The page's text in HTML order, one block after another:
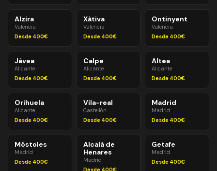
Alzira
Valencia
Desde 400€
Xàtiva
Valencia
Desde 400€
Ontinyent
Valencia
Desde 400€
Jávea
Alicante
Desde 400€
Calpe
Alicante
Desde 400€
Altea
Alicante
Desde 400€
Orihuela
Alicante
Desde 400€
Vila-real
Castellón
Desde 400€
Madrid
Madrid
Desde 400€
Móstoles
Madrid
Desde 400€
Alcalá de
Henares
Madrid
Getafe
Madrid
Desde 400€